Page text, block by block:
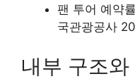
팬 투어 예약
국관광공사
내부 구조